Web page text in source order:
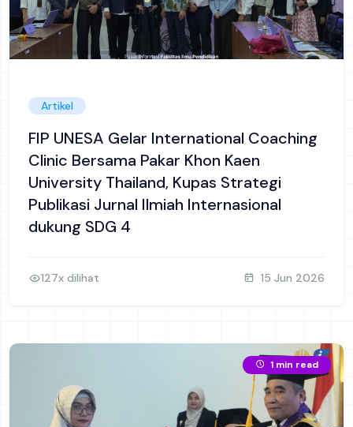
Artikel
FIP UNESA Gelar International Coaching
Clinic Bersama Pakar Khon Kaen
University Thailand, Kupas Strategi
Publikasi Jurnal Ilmiah Internasional
dukung SDG 4
127x dilihat 15 Jun 2026
1 min read